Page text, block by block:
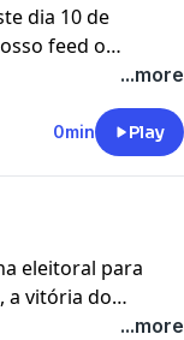
dia 10 de
feed o
que vocês
Baldini. O
serão
...more
0min Play
eleitoral para
a vitória do
do STF sobre o
...more